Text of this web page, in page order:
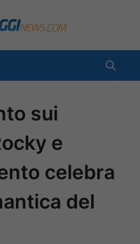
sui
e
celebra
del